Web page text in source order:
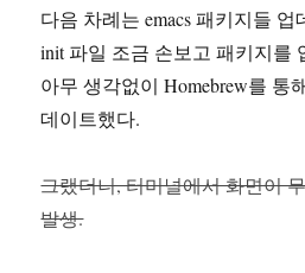
다음 차례는 emacs 패키지들 업
init 파일 조금 손보고 패키지를
아무 생각없이 Homebrew를 통
데이트했다.
그랬더니, 터미널에서 화면이
발생.